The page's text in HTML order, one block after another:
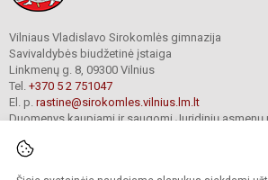
Vilniaus Vladislavo Sirokomlės gimnazija
Savivaldybės biudžetinė įstaiga
Linkmenų g. 8, 09300 Vilnius
Tel. +370 5 2 751047
El. p. rastine@sirokomles.vilnius.lm.lt
Duomenys kaupiami ir saugomi Juridinių